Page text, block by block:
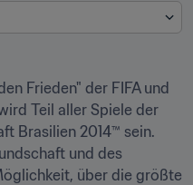
Frieden" der FIFA und
Teil aller Spiele der
Brasilien 2014™ sein.
und des
über die größte